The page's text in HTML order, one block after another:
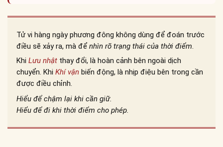
Tử vi hàng ngày phương đông không dùng để đoán trước
điều sẽ xảy ra, mà đểnhìn rõ trạng thái của thời điểm.
Khi Lưu nhật thay đổi, là hoàn cảnh bên ngoài dịch
chuyển. Khi Khí vận biến động, là nhịp điệu bên trong cần
được điều chỉnh.
Hiểu để chậm lại khi cần giữ.
Hiểu để đi khi thời điểm cho phép.